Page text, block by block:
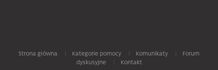
Strona główna Kategorie pomocy Komunikaty
Forum
dyskusyjne
Kontakt